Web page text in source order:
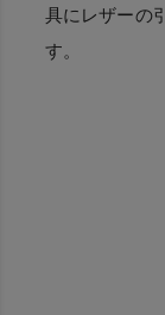
具にレザーの
す。